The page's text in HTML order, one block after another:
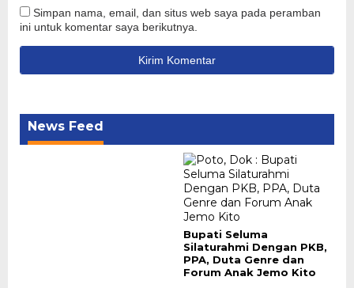
Simpan nama, email, dan situs web saya pada peramban
ini untuk komentar saya berikutnya.
News Feed
Bupati Seluma
Silaturahmi Dengan PKB,
PPA, Duta Genre dan
Forum Anak Jemo Kito